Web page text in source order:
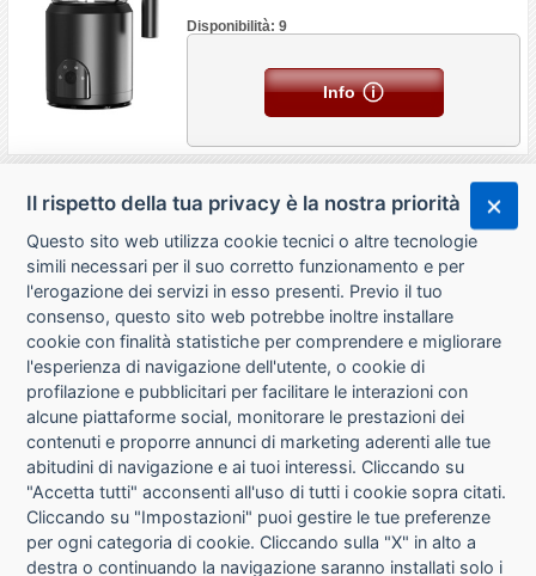
Disponibilità: 9
Info
CHI SIAMO
CONTATTI
CONDIZIONI DI VENDITA
RICHIESTA RECESSO
Il rispetto della tua privacy è la nostra priorità
Questo sito web utilizza cookie tecnici o altre tecnologie
simili necessari per il suo corretto funzionamento e per
l'erogazione dei servizi in esso presenti. Previo il tuo
consenso, questo sito web potrebbe inoltre installare
cookie con finalità statistiche per comprendere e migliorare
l'esperienza di navigazione dell'utente, o cookie di
profilazione e pubblicitari per facilitare le interazioni con
alcune piattaforme social, monitorare le prestazioni dei
contenuti e proporre annunci di marketing aderenti alle tue
abitudini di navigazione e ai tuoi interessi. Cliccando su
"Accetta tutti" acconsenti all'uso di tutti i cookie sopra citati.
Cliccando su "Impostazioni" puoi gestire le tue preferenze
per ogni categoria di cookie. Cliccando sulla "X" in alto a
destra o continuando la navigazione saranno installati solo i